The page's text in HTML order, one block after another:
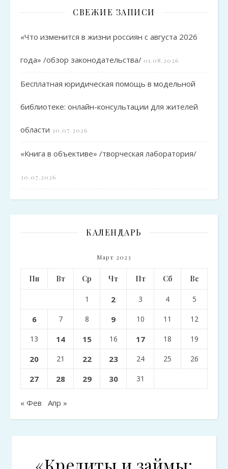
СВЕЖИЕ ЗАПИСИ
«Что изменится в жизни россиян с августа 2026
года» /обзор законодательства/ 01.08.2026
Бесплатная юридическая помощь в модельной
библиотеке: онлайн-консультации для жителей
области 30.07.2026
«Книга в объективе» /творческая лаборатория/
30.07.2026
КАЛЕНДАРЬ
Март 2023
Пн Вт Ср Чт Пт Сб Вс
1 2 3 4 5
6 7 8 9 10 11 12
13 14 15 16 17 18 19
20 21 22 23 24 25 26
27 28 29 30 31
« Фев Апр »